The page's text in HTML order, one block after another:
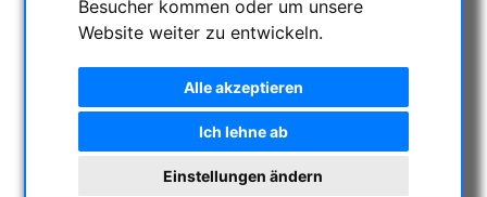
Besucher kommen oder um unsere
Website weiter zu entwickeln.
Alle akzeptieren
Ich lehne ab
Einstellungen ändern